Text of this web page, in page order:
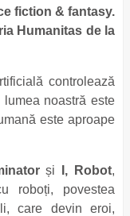
fiction & fantasy.
Humanitas de la
controlează
noastră este
este aproape
și I, Robot,
roboți, povestea
care devin eroi,